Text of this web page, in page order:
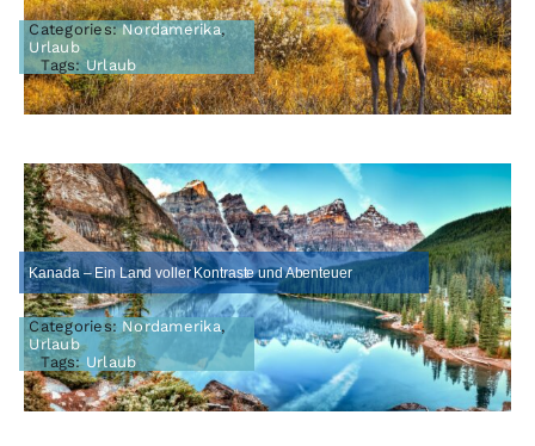
Categories:Nordamerika,
Urlaub
Tags:Urlaub
Kanada – Ein Land voller Kontraste und Abenteuer
Categories:Nordamerika,
Urlaub
Tags: Urlaub